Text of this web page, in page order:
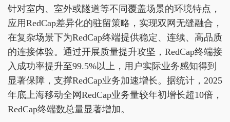
针对室内、室外或隧道等不同覆盖场景的环境特点，
应用RedCap差异化的驻留策略，实现双网无缝融合，
在复杂场景下为RedCap终端提供稳定、连续、高品质
的连接体验。通过开展质量提升攻坚，RedCap终端接
入成功率提升至99.5%以上，用户实际业务感知得到
显著保障，支撑RedCap业务加速增长。据统计，2025
年底上海移动全网RedCap业务量较年初增长超10倍，
RedCap终端数总量显著增加。